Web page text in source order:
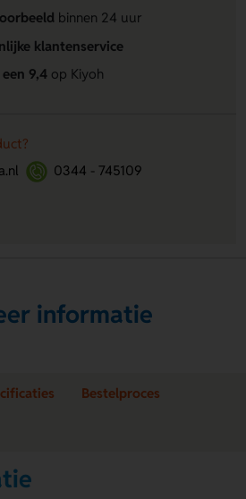
binnen 24 uur
klantenservice
9,4op Kiyoh
0344 - 745109
informatie
Bestelproces